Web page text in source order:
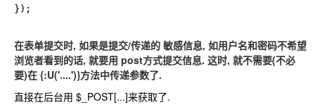
});
在表单提交时, 如果是提交/传递的 敏感信息, 如用户名和密码不希望
浏览者看到的话, 就要用 post方式提交信息. 这时, 就不需要(不必
要)在 {:U('....')}方法中传递参数了.
直接在后台用 $_POST[...]来获取了.